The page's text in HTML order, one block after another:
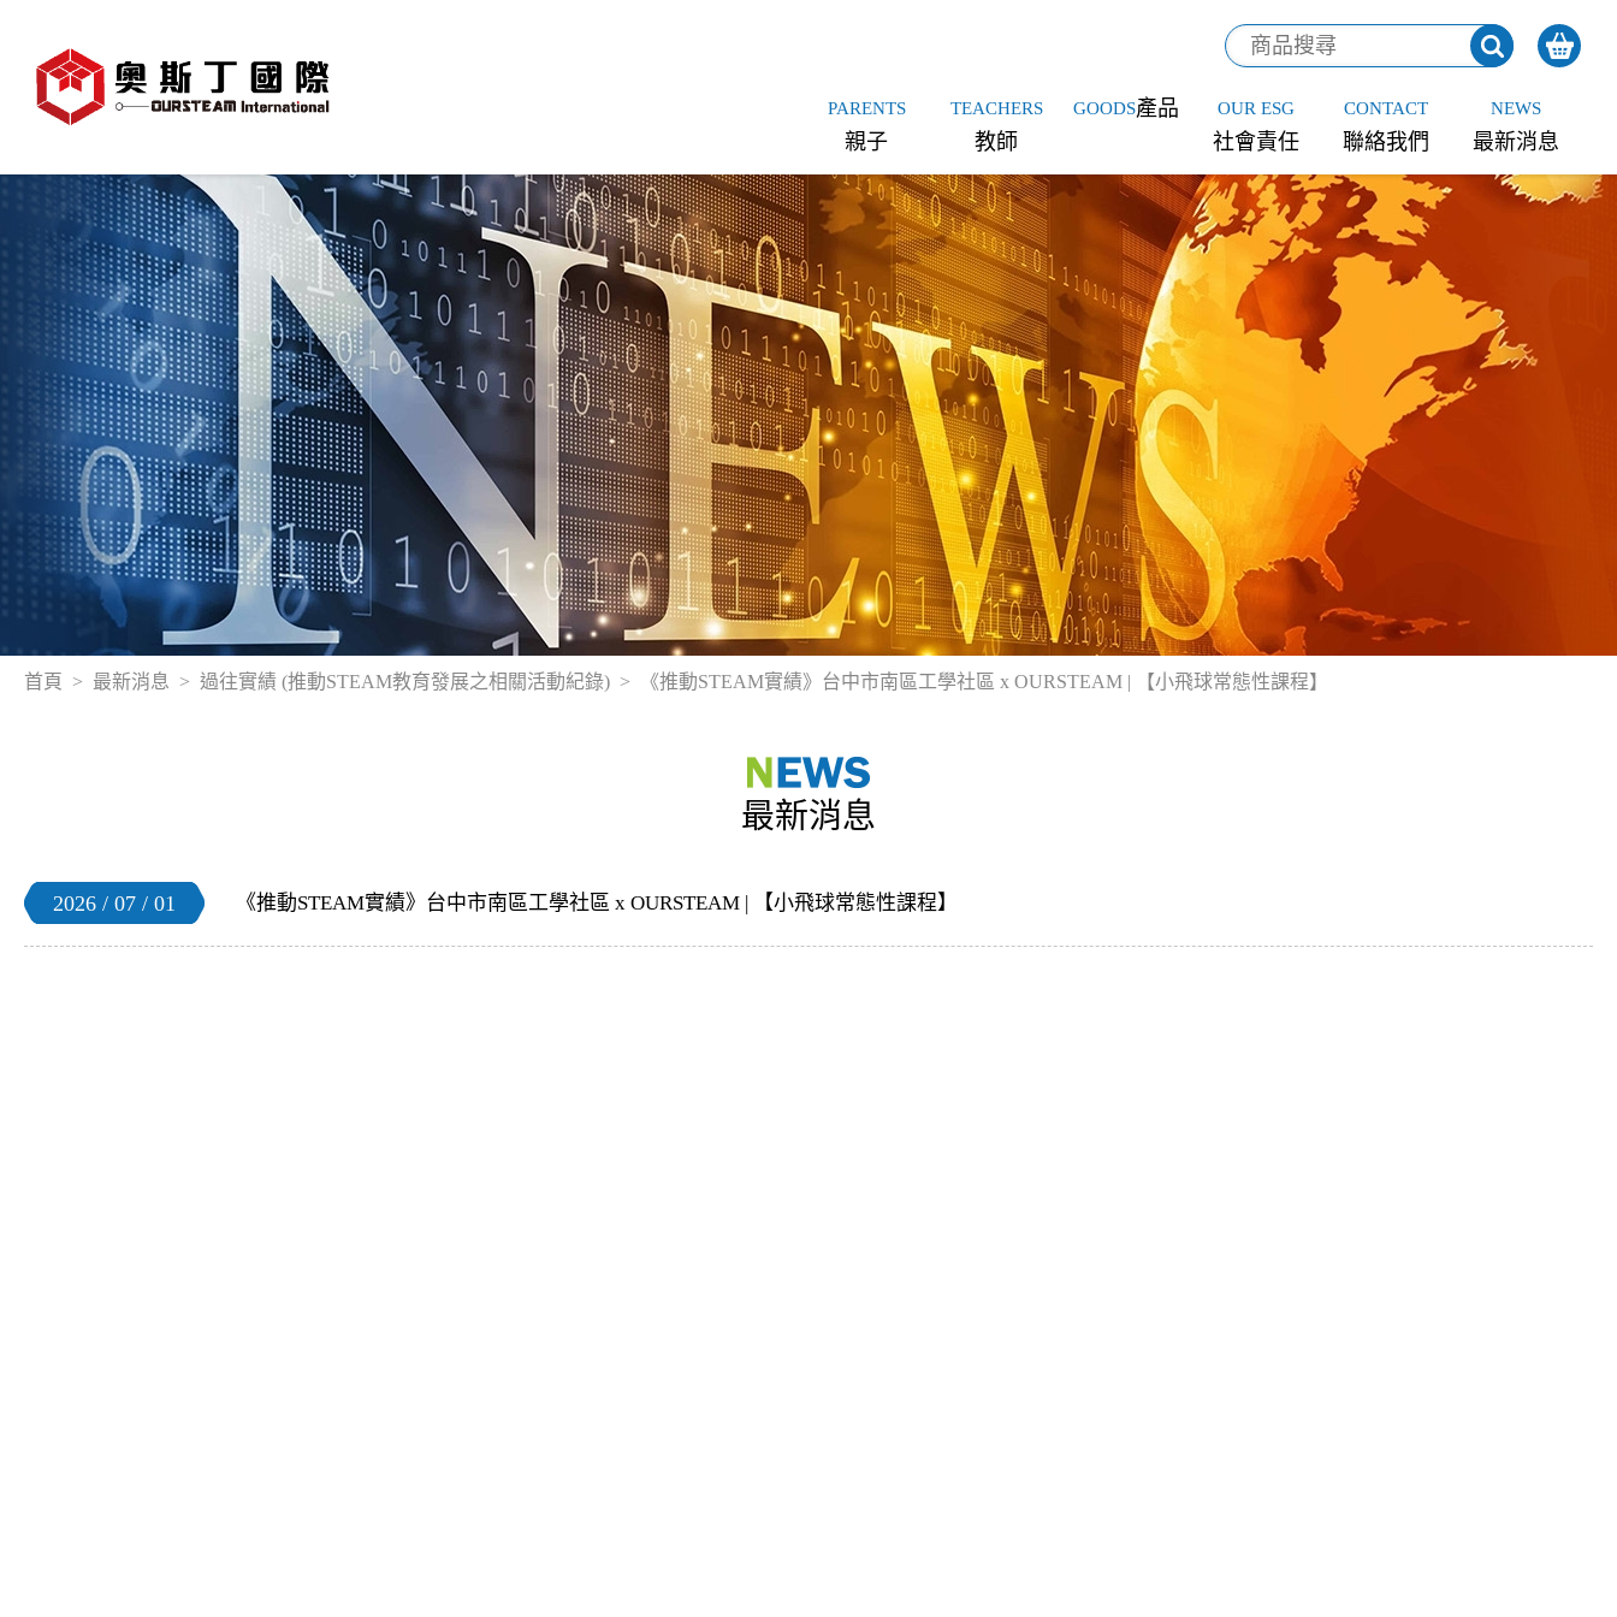
PARENTS
親子
TEACHERS
教師
GOODS產品 OUR ESG
社會責任
CONTACT
聯絡我們
NEWS
最新消息
首頁 最新消息 過往實績 (推動STEAM教育發展之相關活動紀錄) 《推動STEAM實績》台中市南區工學社區 x OURSTEAM | 【小飛球常態性課程】
最新消息
2026 / 07 / 01 《推動STEAM實績》台中市南區工學社區 x OURSTEAM | 【小飛球常態性課程】